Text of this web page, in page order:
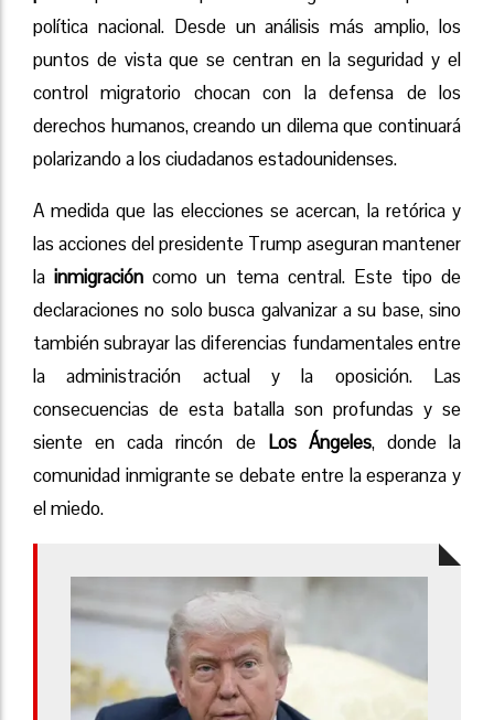
política nacional. Desde un análisis más amplio, los
puntos de vista que se centran en la seguridad y el
control migratorio chocan con la defensa de los
derechos humanos, creando un dilema que continuará
polarizando a los ciudadanos estadounidenses.
A medida que las elecciones se acercan, la retórica y
las acciones del presidente Trump aseguran mantener
lainmigración como un tema central. Este tipo de
declaraciones no solo busca galvanizar a su base, sino
también subrayar las diferencias fundamentales entre
la administración actual y la oposición. Las
consecuencias de esta batalla son profundas y se
siente en cada rincón de Los Ángeles, donde la
comunidad inmigrante se debate entre la esperanza y
el miedo.